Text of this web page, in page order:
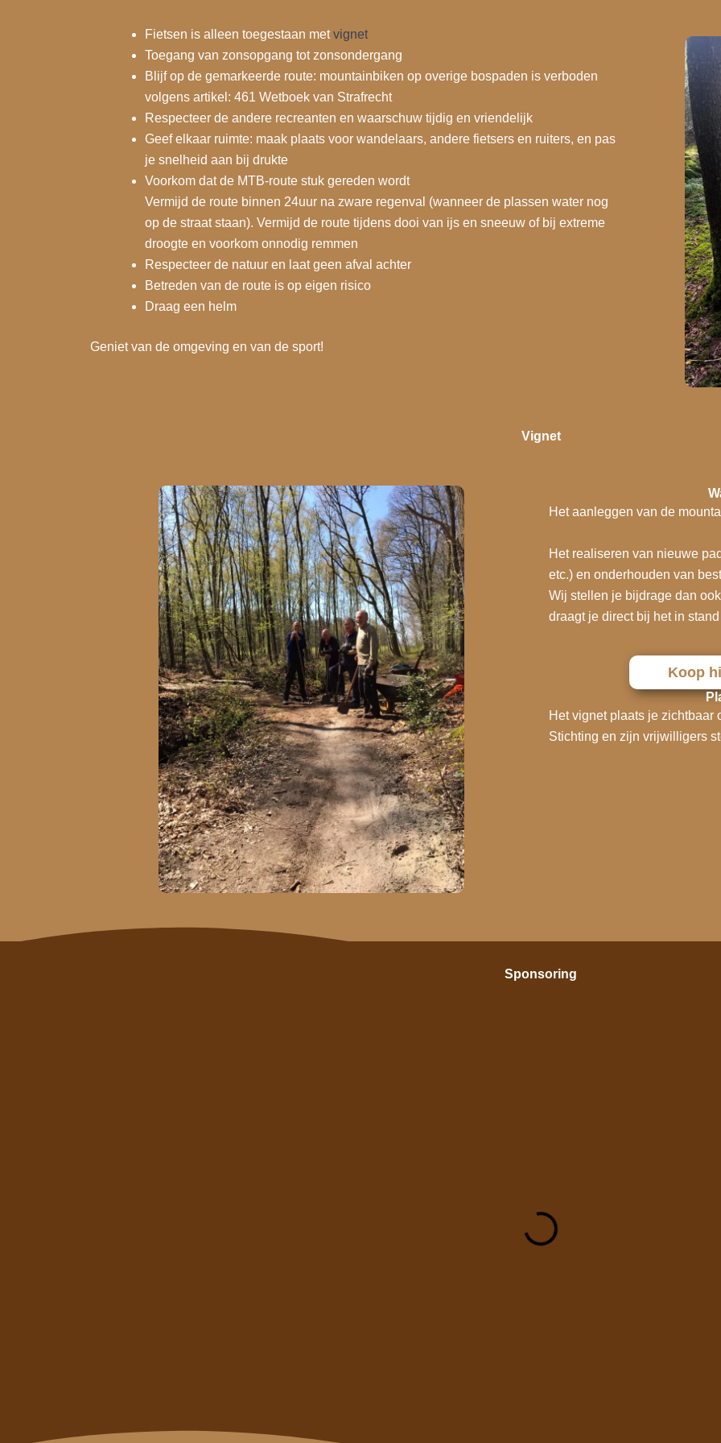
Fietsen is alleen toegestaan metvignet
Toegang van zonsopgang tot zonsondergang
Blijf op de gemarkeerde route: mountainbiken op overige bospaden is verboden
volgens artikel: 461 Wetboek van Strafrecht
Respecteer de andere recreanten en waarschuw tijdig en vriendelijk
Geef elkaar ruimte: maak plaats voor wandelaars, andere fietsers en ruiters, en pas
je snelheid aan bij drukte
Voorkom dat de MTB-route stuk gereden wordt
Vermijd de route binnen 24uur na zware regenval (wanneer de plassen water nog
op de straat staan). Vermijd de route tijdens dooi van ijs en sneeuw of bij extreme
droogte en voorkom onnodig remmen
Respecteer de natuur en laat geen afval achter
Betreden van de route is op eigen risico
Draag een helm
Geniet van de omgeving en van de sport!
Vignet
Het aanleggen van de
Het realiseren van nieuwe
etc.) en onderhouden van
Wij stellen je bijdrage dan
draagt je direct bij het in
Koop
Het vignet plaats je zichtbaar
Stichting en zijn vrijwilligers
Sponsoring